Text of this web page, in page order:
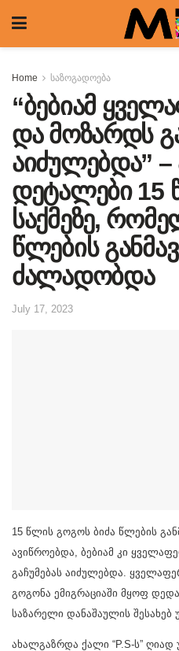
Home საზოგადოება
“ბებიამ
და მოზარდს
აიძულებდა”
დეტალები 15
საქმეზე,
წლების
ძალადობდა
July 17, 2023
15 წლის გოგოს ბიძა წლების
ავიწროებდა, ბებიამ კი
გაჩუმებას აიძულებდა.
გოგონა ემიგრაციაში მყოფ
საზარელი დანაშაულის შესახებ
ახალგაზრდა ქალი “P.S-ს”